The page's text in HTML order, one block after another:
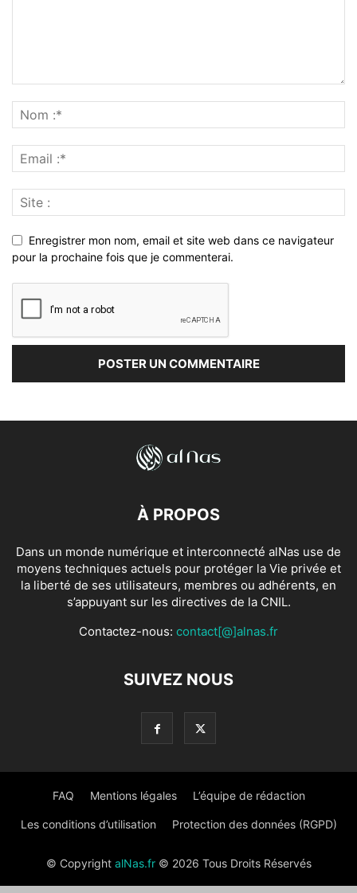
Enregistrer mon nom, email et site web dans ce navigateur
pour la prochaine fois que je commenterai.
À PROPOS
Dans un monde numérique et interconnecté alNas use de
moyens techniques actuels pour protéger la Vie privée et
la liberté de ses utilisateurs, membres ou adhérents, en
s’appuyant sur les directives de la CNIL.
Contactez-nous: contact[@]alnas.fr
SUIVEZ NOUS
FAQ Mentions légales L’équipe de rédaction
Les conditions d’utilisation Protection des données (RGPD)
© Copyright alNas.fr© 2026 Tous Droits Réservés